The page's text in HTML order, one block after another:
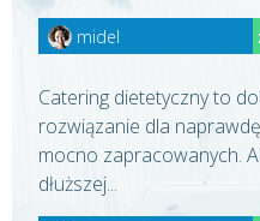
midel
Catering dietetyczny to
rozwiązanie dla naprawdę
mocno zapracowanych.
dłuższej...